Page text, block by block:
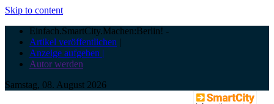
Skip to content
Einfach.SmartCity.Machen:Berlin! -
Artikel veröffentlichen |
Anzeige aufgeben |
Autor werden
Samstag, 08. August 2026